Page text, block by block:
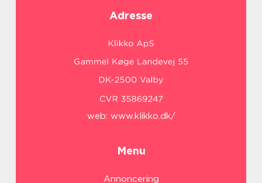
Adresse
web: www.klikko.dk/
Menu
Annoncering